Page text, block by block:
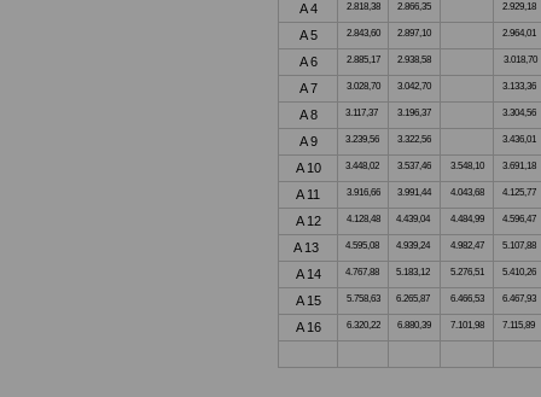
A 4 2.818,38 2.866,35 2.929,18
A 5 2.843,60 2.897,10 2.964,01
A 6 2.885,17 2.938,58 3.018,70
A 7 3.028,70 3.042,70 3.133,36
A 8 3.117,37 3.196,37 3.304,56
A 9 3.239,56 3.322,56 3.436,01
A 10 3.448,02 3.537,46 3.548,10 3.691,18
A 11 3.916,66 3.991,44 4.043,68 4.125,77
A 12 4.128,48 4.439,04 4.484,99 4.596,47
A 13 4.595,08 4.939,24 4.982,47 5.107,88
A 14 4.767,88 5.183,12 5.276,51 5.410,26
A 15 5.758,63 6.265,87 6.466,53 6.467,93
A 16 6.320,22 6.880,39 7.101,98 7.115,89